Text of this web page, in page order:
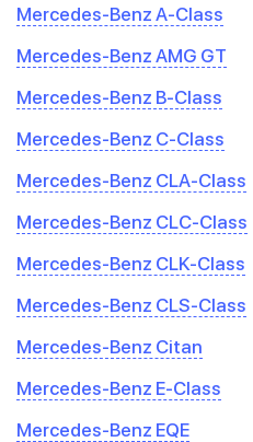
Mercedes-Benz A-Class
Mercedes-Benz AMG GT
Mercedes-Benz B-Class
Mercedes-Benz C-Class
Mercedes-Benz CLA-Class
Mercedes-Benz CLC-Class
Mercedes-Benz CLK-Class
Mercedes-Benz CLS-Class
Mercedes-Benz Citan
Mercedes-Benz E-Class
Mercedes-Benz EQE